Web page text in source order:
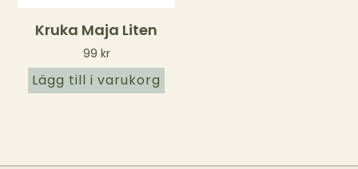
Kruka Maja Liten
99 kr
Lägg till i varukorg